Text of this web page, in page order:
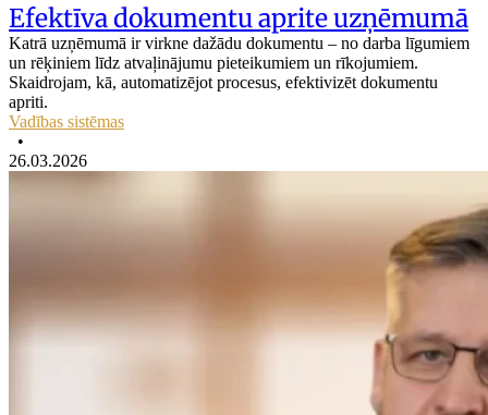
Efektīva dokumentu aprite uzņēmumā
Katrā uzņēmumā ir virkne dažādu dokumentu – no darba līgumiem
un rēķiniem līdz atvaļinājumu pieteikumiem un rīkojumiem.
Skaidrojam, kā, automatizējot procesus, efektivizēt dokumentu
apriti.
Vadības sistēmas
•
26.03.2026